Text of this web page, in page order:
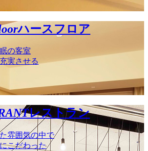
ハースフロア
の客室
実させる
レストラン
雰囲気の中で
こだわった